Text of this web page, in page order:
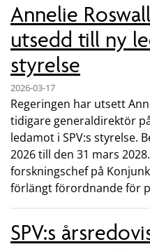
Annelie
utsedd till ny
styrelse
2026-03-17
Regeringen har utsett
tidigare generaldirektör
ledamot i SPV:s styrelse.
2026 till den 31 mars
forskningschef på
förlängt förordnande för
SPV:s